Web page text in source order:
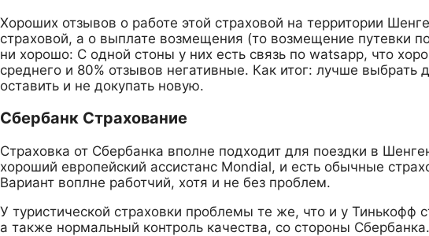
Хороших отзывов о работе этой страховой на территории
страховой, а о выплате возмещения (то возмещение путевки
ни хорошо: С одной стоны у них есть связь по watsapp, что
среднего и 80% отзывов негативные. Как итог: лучше
оставить и не докупать новую.
Сбербанк Страхование
Страховка от Сбербанка вполне подходит для поездки в
хороший европейский ассистанс Mondial, и есть обычные
Вариант воплне работчий, хотя и не без проблем.
У туристической страховки проблемы те же, что и у Тинькофф
а также нормальный контроль качества, со стороны